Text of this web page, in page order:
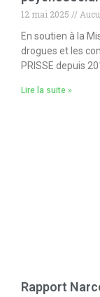
12 mai 2025
En soutien à la
drogues et les
PRISSE depuis
Lire la suite »
Rapport